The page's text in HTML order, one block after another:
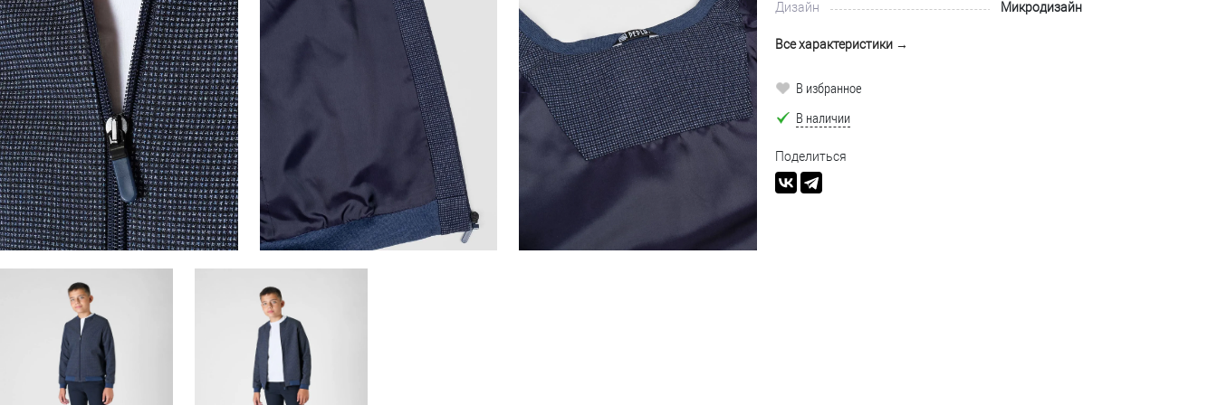
Дизайн Микродизайн
Все характеристики →
В избранное
В наличии
Поделиться